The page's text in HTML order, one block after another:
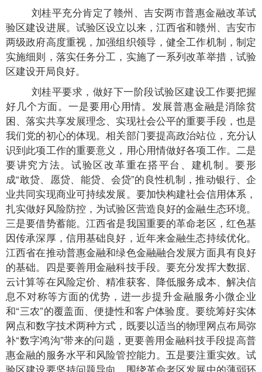
刘桂平充分肯定了赣州、吉安两市普惠金融改革试
验区建设进展。试验区设立以来，江西省和赣州、吉安市
两级政府高度重视，加强组织领导，健全工作机制，制定
实施细则，落实任务分工，实施了一系列改革举措，试验
区建设开局良好。
刘桂平要求，做好下一阶段试验区建设工作要把握
好几个方面。一是要用心用情。发展普惠金融是消除贫
困、落实共享发展理念、实现社会公平的重要手段，也是
我们党的初心的体现。相关部门要提高政治站位，充分认
识到此项工作的重要意义，用心用情做好各项工作。二是
要讲究方法。试验区改革重在搭平台、建机制。要形
成“敢贷、愿贷、能贷、会贷”的良性机制，推动银行、企
业共同实现商业可持续发展。要加快构建社会信用体系，
扎实做好风险防控，为试验区营造良好的金融生态环境。
三是要借势蓄能。江西省是我国重要的革命老区，红色基
因传承深厚，信用基础良好，近年来金融生态持续优化。
江西省在推动普惠金融和绿色金融融合发展方面具有良好
的基础。四是要善用金融科技手段。要充分发挥大数据、
云计算等在风险定价、精准获客、降低服务成本、解决信
息不对称等方面的优势，进一步提升金融服务小微企业
和“三农”的覆盖面、便捷性和客户体验度。要统筹好实体
网点和数字技术两种方式，既要以适当的物理网点布局弥
补“数字鸿沟”带来的问题，更要善用金融科技手段提高普
惠金融的服务水平和风险管控能力。五是要注重实效。试
验区建设要坚持问题导向，围绕革命老区发展中的薄弱环